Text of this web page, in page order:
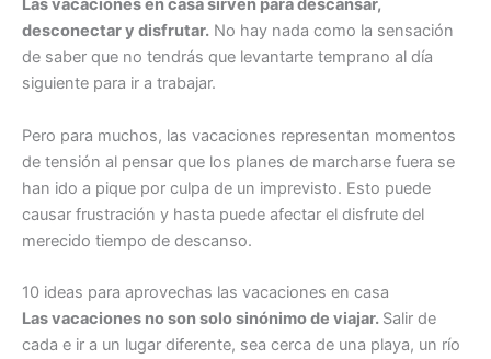
Las vacaciones en casa sirven para descansar,
desconectar y disfrutar. No hay nada como la sensación
de saber que no tendrás que levantarte temprano al día
siguiente para ir a trabajar.
Pero para muchos, las vacaciones representan momentos
de tensión al pensar que los planes de marcharse fuera se
han ido a pique por culpa de un imprevisto. Esto puede
causar frustración y hasta puede afectar el disfrute del
merecido tiempo de descanso.
10 ideas para aprovechas las vacaciones en casa
Las vacaciones no son solo sinónimo de viajar. Salir de
cada e ir a un lugar diferente, sea cerca de una playa, un río